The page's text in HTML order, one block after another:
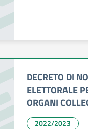
DECRETO DI
ELETTORALE
ORGANI
2022/2023